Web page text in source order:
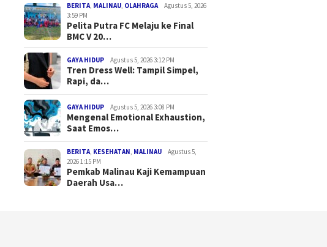
BERITA MALINAU OLAHRAGA
Agustus 5, 2026
3:59 PM
Pelita Putra FC Melaju ke Final
BMC V 20…
GAYA HIDUP Agustus 5, 2026 3:12 PM
Tren Dress Well: Tampil Simpel,
Rapi, da…
GAYA HIDUP Agustus 5, 2026 3:08 PM
Mengenal Emotional Exhaustion,
Saat Emos…
BERITA KESEHATAN MALINAU
Agustus 5,
2026 1:15 PM
Pemkab Malinau Kaji Kemampuan
Daerah Usa…